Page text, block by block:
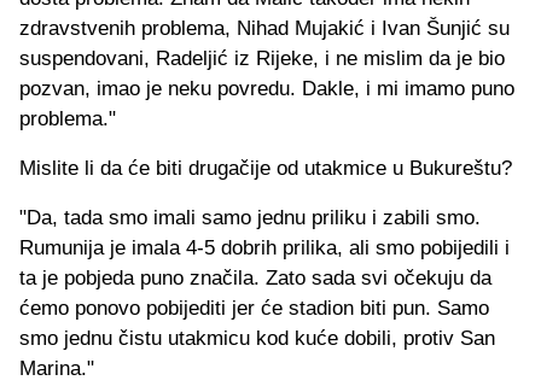
zdravstvenih problema, Nihad Mujakić i Ivan Šunjić su
suspendovani, Radeljić iz Rijeke, i ne mislim da je bio
pozvan, imao je neku povredu. Dakle, i mi imamo puno
problema."
Mislite li da će biti drugačije od utakmice u Bukureštu?
"Da, tada smo imali samo jednu priliku i zabili smo.
Rumunija je imala 4-5 dobrih prilika, ali smo pobijedili i
ta je pobjeda puno značila. Zato sada svi očekuju da
ćemo ponovo pobijediti jer će stadion biti pun. Samo
smo jednu čistu utakmicu kod kuće dobili, protiv San
Marina."